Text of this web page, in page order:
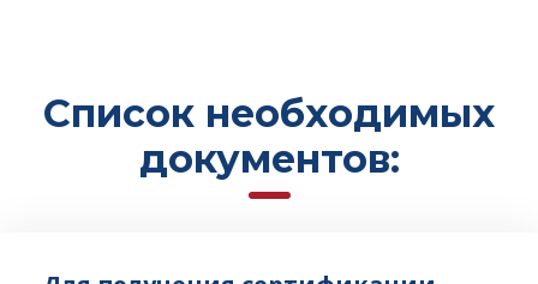
Список необходимых
документов: